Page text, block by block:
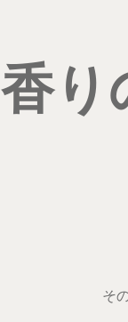
香り
そ